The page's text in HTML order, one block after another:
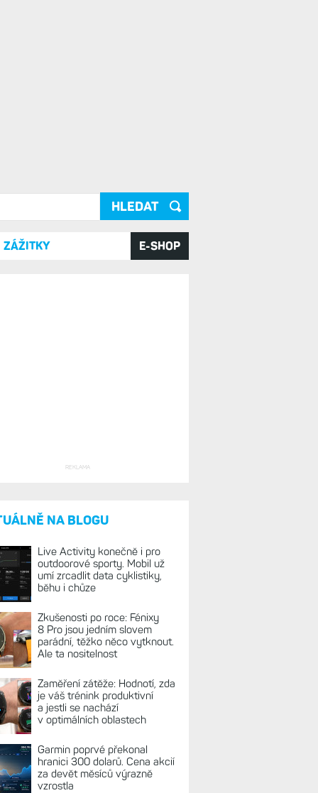
ZÁŽITKY E-SHOP
REKLAMA
NA BLOGU
Live Activity konečně i pro
outdoorové sporty. Mobil už
umí zrcadlit data cyklistiky,
běhu i chůze
Zkušenosti po roce: Fénixy
8 Pro jsou jedním slovem
parádní, těžko něco vytknout.
Ale ta nositelnost
Zaměření zátěže: Hodnotí, zda
je váš trénink produktivní
a jestli se nachází
v optimálních oblastech
Garmin poprvé překonal
hranici 300 dolarů. Cena akcií
za devět měsíců výrazně
vzrostla